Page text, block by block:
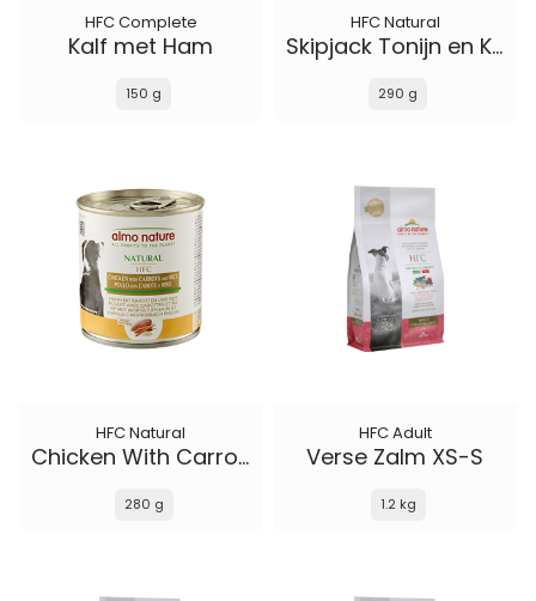
HFC Complete
Kalf met Ham
150 g
HFC Natural
Skipjack Tonijn en Kabelijauw
290 g
HFC Natural
Chicken With Carrot And Rice
280 g
HFC Adult
Verse Zalm XS-S
1.2 kg